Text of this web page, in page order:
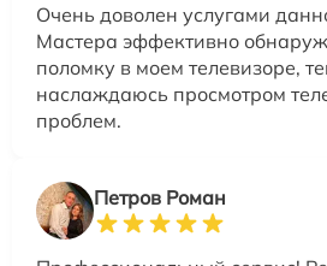
Очень доволен услугами
Мастера эффективно
поломку в моем телевизоре,
наслаждаюсь просмотром
проблем.
Петров Роман